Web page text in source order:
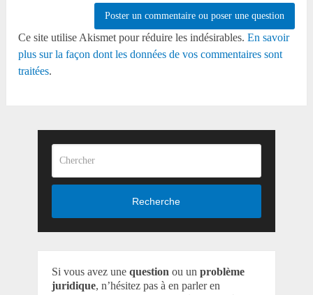
Ce site utilise Akismet pour réduire les indésirables.En savoir
plus sur la façon dont les données de vos commentaires sont
traitées.
Recherche
Si vous avez une question ou un problème
juridique, n’hésitez pas à en parler en